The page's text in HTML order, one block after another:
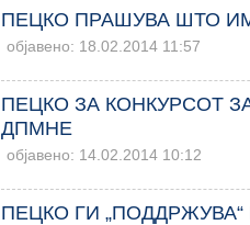
ПЕЦКО ПРАШУВА ШТО
објавено: 18.02.2014 11:57
ПЕЦКО ЗА КОНКУРСОТ
ДПМНЕ
објавено: 14.02.2014 10:12
ПЕЦКО ГИ